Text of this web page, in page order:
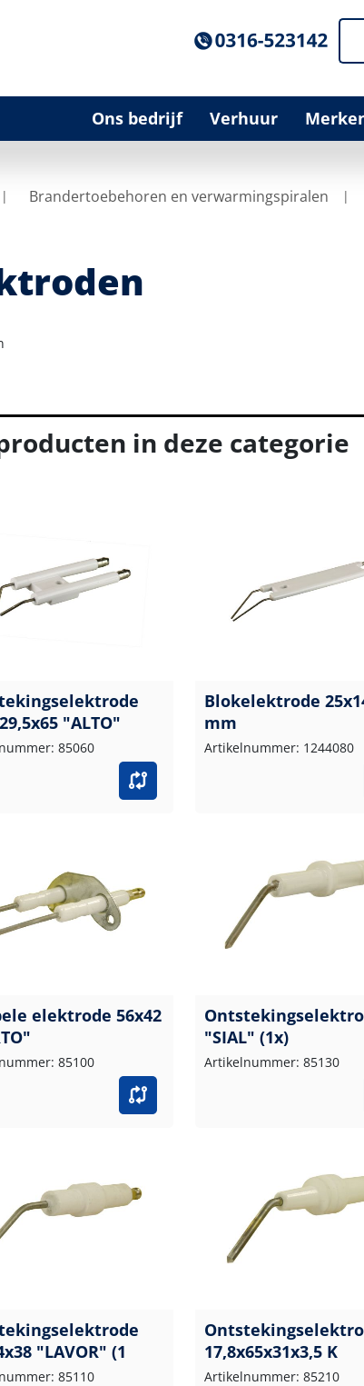
Ons bedrijf Verhuur
Brandertoebehoren en verwarmingspiralen
in deze categorie
"ALTO"
85060
Blokelektrode
mm
Artikelnummer: 1244080
elektrode 56x42
85100
"SIAL" (1x)
Artikelnummer: 85130
"LAVOR" (1
85110
17,8x65x31x3,5 K
Artikelnummer: 85210